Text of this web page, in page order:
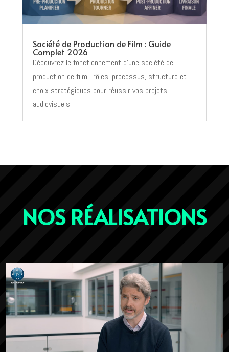
Société de Production de Film : Guide
Complet 2026
Découvrez le fonctionnement d’une société de
production de film : rôles, processus, structure et
choix stratégiques pour réussir vos projets
audiovisuels.
NOS RÉALISATIONS